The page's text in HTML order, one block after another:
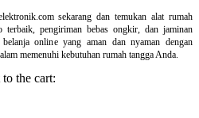
sekarang dan temukan alat rumah
pengiriman bebas ongkir, dan jaminan
online yang aman dan nyaman dengan
memenuhi kebutuhan rumah tangga Anda.
the cart: